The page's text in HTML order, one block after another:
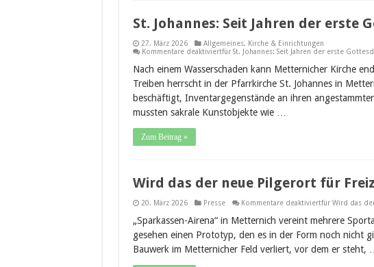
St. Johannes: Seit Jahren der erste
27. März 2026 Allgemeines, Kirche & Einrichtungen
Kommentare deaktiviertfür St. Johannes: Seit Jahren der erste
Nach einem Wasserschaden kann Metternicher Kirche
Treiben herrscht in der Pfarrkirche St. Johannes in
beschäftigt, Inventargegenstände an ihren
mussten sakrale Kunstobjekte wie …
Zum Beitrag »
Wird das der neue Pilgerort für
20. März 2026 Presse Kommentare deaktiviertfür Wird das
„Sparkassen-Airena“ in Metternich vereint mehrere
gesehen einen Prototyp, den es in der Form noch nicht
Bauwerk im Metternicher Feld verliert, vor dem er steht, …